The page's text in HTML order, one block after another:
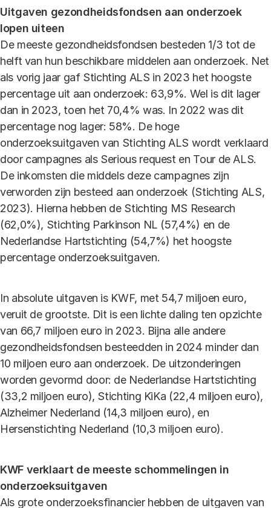
Uitgaven gezondheidsfondsen aan onderzoek
lopen uiteen
De meeste gezondheidsfondsen besteden 1/3 tot de
helft van hun beschikbare middelen aan onderzoek. Net
als vorig jaar gaf Stichting ALS in 2023 het hoogste
percentage uit aan onderzoek: 63,9%. Wel is dit lager
dan in 2023, toen het 70,4% was. In 2022 was dit
percentage nog lager: 58%. De hoge
onderzoeksuitgaven van Stichting ALS wordt verklaard
door campagnes als Serious request en Tour de ALS.
De inkomsten die middels deze campagnes zijn
verworden zijn besteed aan onderzoek (Stichting ALS,
2023). Hierna hebben de Stichting MS Research
(62,0%), Stichting Parkinson NL (57,4%) en de
Nederlandse Hartstichting (54,7%) het hoogste
percentage onderzoeksuitgaven.
In absolute uitgaven is KWF, met 54,7 miljoen euro,
veruit de grootste. Dit is een lichte daling ten opzichte
van 66,7 miljoen euro in 2023. Bijna alle andere
gezondheidsfondsen besteedden in 2024 minder dan
10 miljoen euro aan onderzoek. De uitzonderingen
worden gevormd door: de Nederlandse Hartstichting
(33,2 miljoen euro), Stichting KiKa (22,4 miljoen euro),
Alzheimer Nederland (14,3 miljoen euro), en
Hersenstichting Nederland (10,3 miljoen euro).
KWF verklaart de meeste schommelingen in
onderzoeksuitgaven
Als grote onderzoeksfinancier hebben de uitgaven van